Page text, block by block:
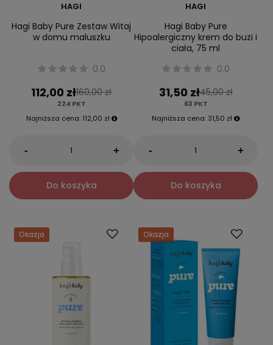
HAGI
Hagi Baby Pure Zestaw Witaj
w domu maluszku
0.0
112,00 zł160,00 zł
224 PKT
Najniższa cena: 112,00 zł
- +
Do koszyka
HAGI
Hagi Baby Pure
Hipoalergiczny krem do buzi i
ciała, 75 ml
0.0
31,50 zł45,00 zł
63 PKT
Najniższa cena: 31,50 zł
- +
Do koszyka
Okazja Okazja